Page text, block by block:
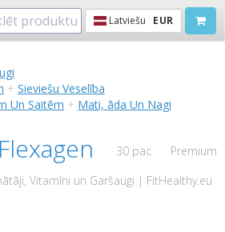
produktu Latviešu EUR
+ Sieviešu Veselība
Un Saitēm + Mati, āda Un Nagi
30 pac
Premium
Vitamīni un Garšaugi | FitHealthy.eu